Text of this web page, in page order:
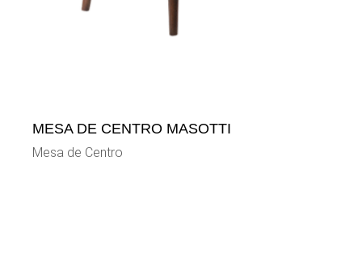
MESA DE CENTRO MASOTTI
Mesa de Centro